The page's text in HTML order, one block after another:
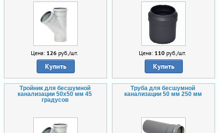
Цена: 126руб./шт.
Купить
Цена: 110руб./шт.
Купить
Тройник для бесшумной
канализации 50х50 мм 45
градусов
Труба для бесшумной
канализации 50 мм 250 мм